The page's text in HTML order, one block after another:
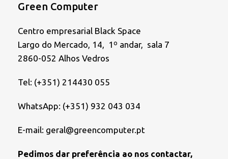
Green Computer
Centro empresarial Black Space
Largo do Mercado, 14, 1º andar, sala 7
2860-052 Alhos Vedros
Tel: (+351) 214430 055
WhatsApp: (+351) 932 043 034
E-mail: geral@greencomputer.pt
Pedimos dar preferência ao nos contactar,